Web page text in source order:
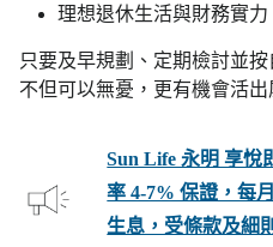
理想退休生活與財務實力
只要及早規劃、定期檢討並
不但可以無憂，更有機會活出
Sun Life 永明 享悅
率 4-7% 保證，每
生息，受條款及細